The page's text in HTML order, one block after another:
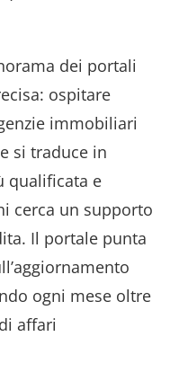
dei portali
ospitare
immobiliari
si traduce in
qualificata e
cerca un supporto
Il portale punta
ogni mese oltre
affari